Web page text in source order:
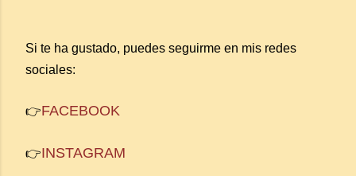
Si te ha gustado, puedes seguirme en mis redes
sociales:
👉FACEBOOK
👉INSTAGRAM